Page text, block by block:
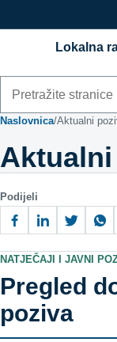
Lokalna
Naslovnica/Aktualni
Podijeli
NATJEČAJI I JAVNI
Pregled
poziva